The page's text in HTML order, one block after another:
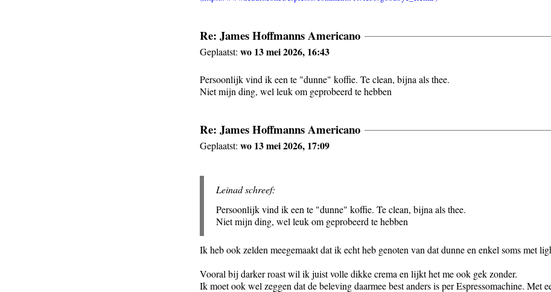
Re: James Hoffmanns Americano
Geplaatst:wo 13 mei 2026, 16:43
Persoonlijk vind ik een te "dunne" koffie. Te clean, bijna als thee.
Niet mijn ding, wel leuk om geprobeerd te hebben
Re: James Hoffmanns Americano
Geplaatst:wo 13 mei 2026, 17:09
Leinad schreef:
Persoonlijk vind ik een te "dunne" koffie. Te clean, bijna als thee.
Niet mijn ding, wel leuk om geprobeerd te hebben
Ik heb ook zelden meegemaakt dat ik echt heb genoten van dat dunne en enkel soms met
Vooral bij darker roast wil ik juist volle dikke crema en lijkt het me ook gek zonder.
Ik moet ook wel zeggen dat de beleving daarmee best anders is per Espressomachine. Met